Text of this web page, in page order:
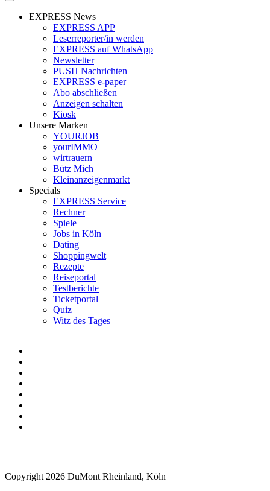
EXPRESS News
EXPRESS APP
Leserreporter/in werden
EXPRESS auf WhatsApp
Newsletter
PUSH Nachrichten
EXPRESS e-paper
Abo abschließen
Anzeigen schalten
Kiosk
Unsere Marken
YOURJOB
yourIMMO
wirtrauern
Bütz Mich
Kleinanzeigenmarkt
Specials
EXPRESS Service
Rechner
Spiele
Jobs in Köln
Dating
Shoppingwelt
Rezepte
Reiseportal
Testberichte
Ticketportal
Quiz
Witz des Tages
Copyright 2026 DuMont Rheinland, Köln